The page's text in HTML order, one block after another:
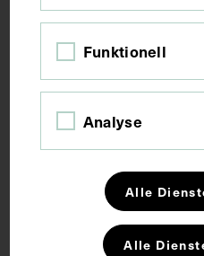
Bildmaß 24,2 x 15,5 cm
Auszug aus: Galerie
Naturforscher, in: Beilage
medizinischen
Schlagwörter
Funktionell
Analyse
Alle
Alle